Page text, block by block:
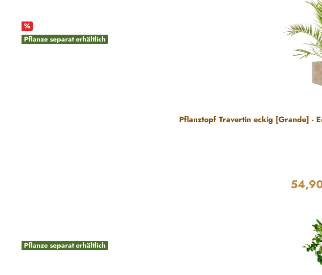
%
Pflanze separat erhältlich
Pflanztopf Travertin eckig [Grande] -
Pflanze separat erhältlich